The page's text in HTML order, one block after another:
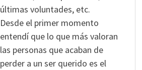
últimas voluntades, etc.
Desde el primer momento
entendí que lo que más valoran
las personas que acaban de
perder a un ser querido es el